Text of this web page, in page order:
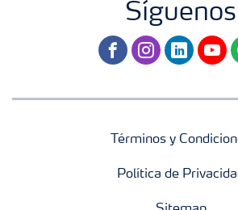
Síguenos
facebookinstagram
linkedin
Términos y
Política de